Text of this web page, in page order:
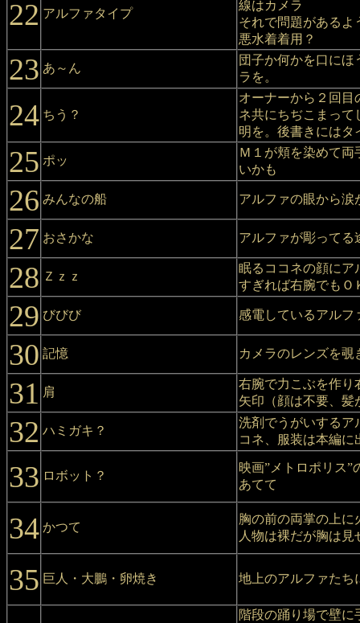
22 アルファタイプ
線はカメラ
それで問題があるよ
悪水着着用？
23 あ～ん
団子か何かを口に
ラを。
24 ちう？
オーナーから２回目
ネ共にちぢこまって
明を。後書きにはタ
25 ポッ
Ｍ１が頬を染めて
いかも
26 みんなの船 アルファの眼から涙
27 おさかな アルファが彫ってる
28 Ｚｚｚ
眠るココネの顔にア
すぎれば右腕でもＯ
29 びびび 感電しているアルフ
30 記憶 カメラのレンズを
31 肩
右腕で力こぶを作り
矢印（顔は不要、髪
32 ハミガキ？
洗剤でうがいするア
コネ、服装は本編に
33 ロボット？
映画”メトロポリス
あてて
34 かつて
胸の前の両掌の上
人物は裸だが胸は
35 巨人・大鵬・卵焼き 地上のアルファたち
階段の踊り場で壁